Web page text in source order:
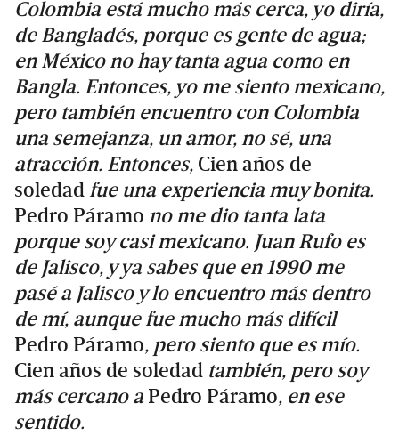
Colombia está mucho más cerca, yo diría,
de Bangladés, porque es gente de agua;
en México no hay tanta agua como en
Bangla. Entonces, yo me siento mexicano,
pero también encuentro con Colombia
una semejanza, un amor, no sé, una
atracción. Entonces, Cien años de
soledad fue una experiencia muy bonita.
Pedro Páramo no me dio tanta lata
porque soy casi mexicano. Juan Rufo es
de Jalisco, y ya sabes que en 1990 me
pasé a Jalisco y lo encuentro más dentro
de mí, aunque fue mucho más difícil
Pedro Páramo, pero siento que es mío.
Cien años de soledad también, pero soy
más cercano a Pedro Páramo, en ese
sentido.